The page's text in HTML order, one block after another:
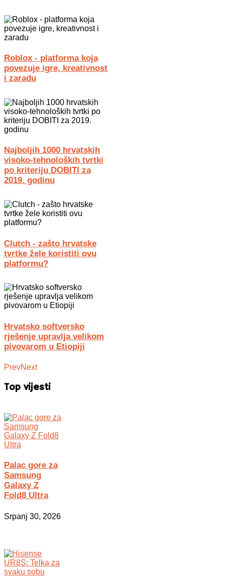
Roblox - platforma koja
povezuje igre, kreativnost
i zaradu
Najboljih 1000 hrvatskih
visoko-tehnoloških tvrtki
po kriteriju DOBITI za
2019. godinu
Clutch - zašto hrvatske
tvrtke žele koristiti ovu
platformu?
Hrvatsko softversko
rješenje upravlja velikom
pivovarom u Etiopiji
PrevNext
Top vijesti
Palac gore za
Samsung
Galaxy Z
Fold8 Ultra
Srpanj 30, 2026